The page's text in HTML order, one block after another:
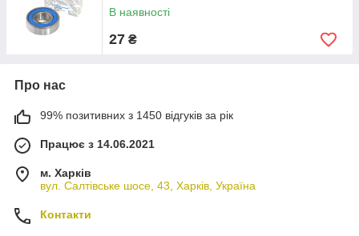
В наявності
27 ₴
Про нас
99% позитивних з 1450 відгуків за рік
Працює з 14.06.2021
м. Харків
вул. Салтівське шосе, 43, Харків, Україна
Контакти